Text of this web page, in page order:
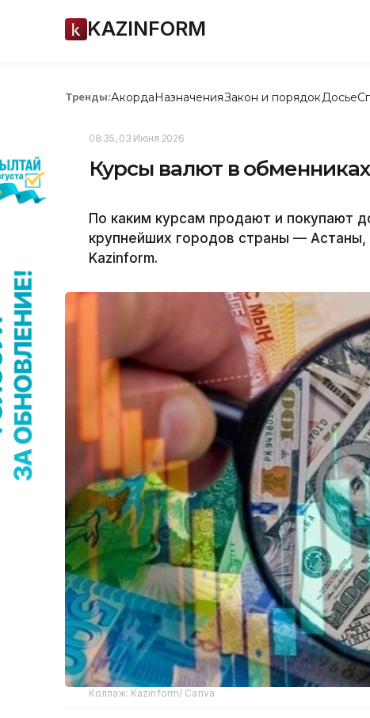
KAZINFORM
Тренды:АкордаНазначенияЗакон и порядок Досье
08:35, 03 Июня 2026
Курсы валют в
По каким курсам продают и покупают
крупнейших городов страны —
Kazinform.
Коллаж: Kazinform/ Canva